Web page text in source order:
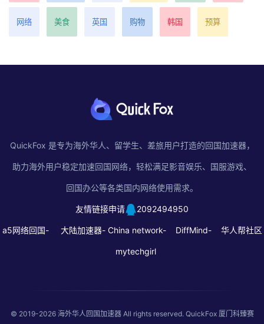
网络 美食 英国 购物 韩国 预算
QuickFox 是专为海外华人、留学生、差旅用户打造的回国加速器，
助力海外用户稳定加速回国网络，轻松满足影音娱乐、国服游戏、
回国办公等各类国内网络使用需求。
友情链接申请 2092494950
a5网络回国- 大陆加速器- China network- DiffMind- 华人帮社区
mytechgirl
© 2019-2026 海外华人回国加速器All rights reserved. QuickFox 厦门科臻赛